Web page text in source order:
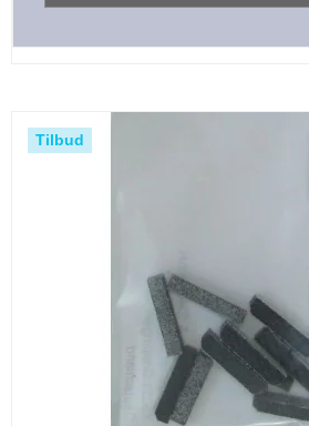
Tilbud